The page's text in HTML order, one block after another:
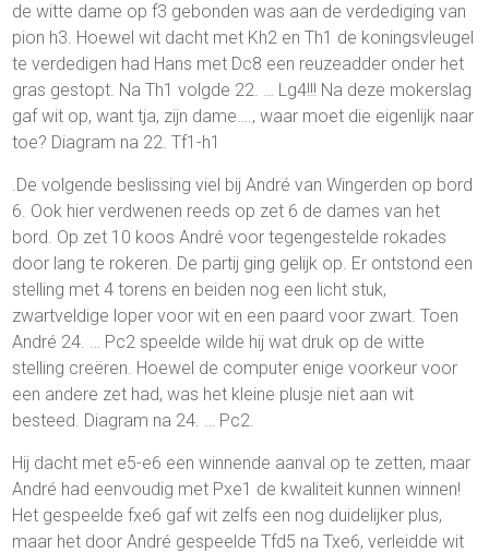
de witte dame op f3 gebonden was aan de verdediging van
pion h3. Hoewel wit dacht met Kh2 en Th1 de koningsvleugel
te verdedigen had Hans met Dc8 een reuzeadder onder het
gras gestopt. Na Th1 volgde 22. … Lg4!!! Na deze mokerslag
gaf wit op, want tja, zijn dame…., waar moet die eigenlijk naar
toe? Diagram na 22. Tf1-h1
.De volgende beslissing viel bij André van Wingerden op bord
6. Ook hier verdwenen reeds op zet 6 de dames van het
bord. Op zet 10 koos André voor tegengestelde rokades
door lang te rokeren. De partij ging gelijk op. Er ontstond een
stelling met 4 torens en beiden nog een licht stuk,
zwartveldige loper voor wit en een paard voor zwart. Toen
André 24. … Pc2 speelde wilde hij wat druk op de witte
stelling creëren. Hoewel de computer enige voorkeur voor
een andere zet had, was het kleine plusje niet aan wit
besteed. Diagram na 24. … Pc2.
Hij dacht met e5-e6 een winnende aanval op te zetten, maar
André had eenvoudig met Pxe1 de kwaliteit kunnen winnen!
Het gespeelde fxe6 gaf wit zelfs een nog duidelijker plus,
maar het door André gespeelde Tfd5 na Txe6, verleidde wit